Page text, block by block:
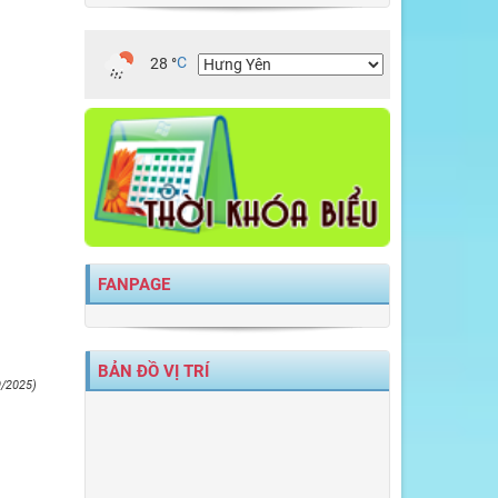
2025)
28 °C
FANPAGE
BẢN ĐỒ VỊ TRÍ